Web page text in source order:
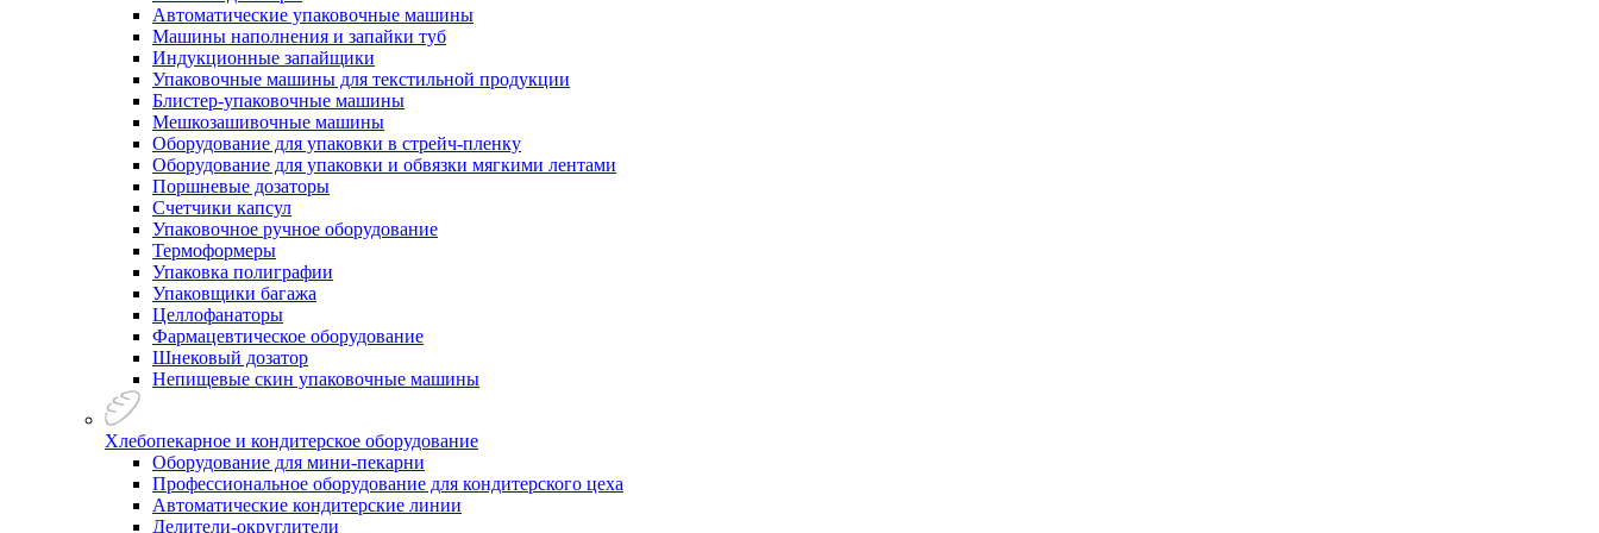
Автоматические упаковочные машины
Машины наполнения и запайки туб
Индукционные запайщики
Упаковочные машины для текстильной продукции
Блистер-упаковочные машины
Мешкозашивочные машины
Оборудование для упаковки в стрейч-пленку
Оборудование для упаковки и обвязки мягкими лентами
Поршневые дозаторы
Счетчики капсул
Упаковочное ручное оборудование
Термоформеры
Упаковка полиграфии
Упаковщики багажа
Целлофанаторы
Фармацевтическое оборудование
Шнековый дозатор
Непищевые скин упаковочные машины
Хлебопекарное и кондитерское оборудование
Оборудование для мини-пекарни
Профессиональное оборудование для кондитерского цеха
Автоматические кондитерские линии
Делители-округлители